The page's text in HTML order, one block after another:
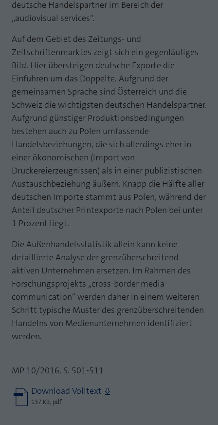
deutsche Handelspartner im Bereich der
„audiovisual services“.
Auf dem Gebiet des Zeitungs- und
Zeitschriftenmarktes zeigt sich ein gegenläufiges
Bild. Hier übersteigen deutsche Exporte die
Einfuhren um das Doppelte. Aufgrund der
gemeinsamen Sprache sind Österreich und die
Schweiz die wichtigsten deutschen Handelspartner.
Aufgrund günstiger Produktionsbedingungen
bestehen auch zu Polen umfassende
Handelsbeziehungen, die sich allerdings eher in
einer ökonomischen (Import von
Druckereierzeugnissen) als in einer publizistischen
Austauschbeziehung äußern. Knapp die Hälfte aller
deutschen Importe stammt aus Polen, während der
Anteil deutscher Printexporte nach Polen bei unter
1 Prozent liegt.
Die Außenhandelsstatistik allein kann keine
detaillierte Analyse der grenzüberschreitend
aktiven Unternehmen ersetzen. Im Rahmen des
Forschungsprojekts „cross-border media
communication“ werden daher in einem weiteren
Schritt typische Muster des grenzüberschreitenden
Handelns von Medienunternehmen identifiziert
werden.
MP 10/2016, S. 501-511
Download Volltext
137 KB, pdf